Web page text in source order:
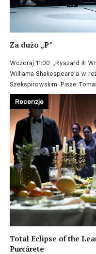
Za dużo „P”
Wczoraj 11:00
„Ryszard III
Williama Shakespeare'a w
Szekspirowskim. Pisze
Total Eclipse of the
Purcărete
Recenzje